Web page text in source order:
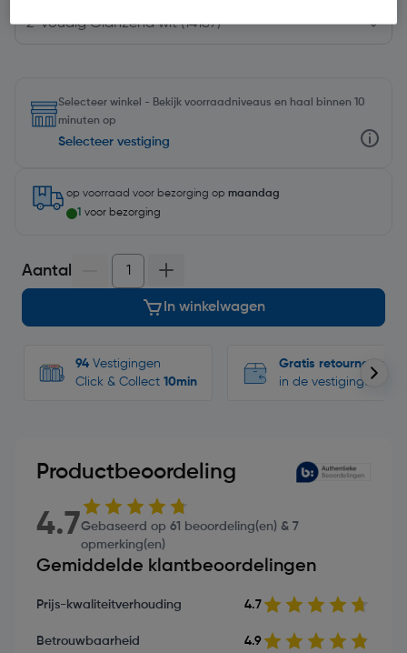
Selecteer winkel - Bekijk voorraadniveaus en haal binnen 10
minuten op
Selecteer vestiging
op voorraad voor bezorging op maandag
1 voor bezorging
Aantal
In winkelwagen
94 Vestigingen
Click & Collect 10min
Gratis retourneren
in de vestigingen
Productbeoordeling
4.7Gebaseerd op 61 beoordeling(en) & 7
opmerking(en)
Gemiddelde klantbeoordelingen
Prijs-kwaliteitverhouding 4.7
Betrouwbaarheid 4.9